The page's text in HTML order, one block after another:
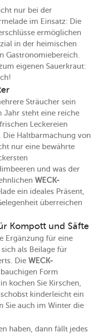
nur bei der
im Einsatz: Die
ermöglichen
in der heimischen
Gastronomiebereich.
eigenen Sauerkraut:
Sträucher sein
Jahr steht eine reiche
Leckereien
Die Haltbarmachung von
nur eine bewährte
und was der
WECK-
ein ideales Präsent,
überreichen
Kompott und Säfte
Ergänzung für eine
als Beilage für
Die WECK-
Form
kochen Sie Kirschen,
kinderleicht ein
Sie auch im Winter die
haben, dann fällt jedes